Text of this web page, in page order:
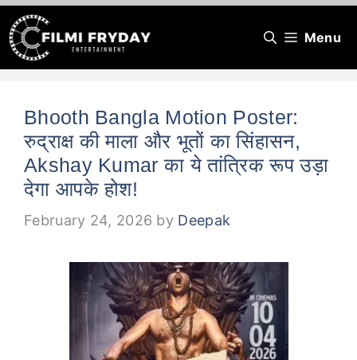
Skip
to
content
Menu
Bhooth Bangla Motion Poster:
रुद्राक्ष की माला और भूतों का सिंहासन,
Akshay Kumar का ये तांत्रिक रूप उड़ा
देगा आपके होश!
February 24, 2026 by Deepak